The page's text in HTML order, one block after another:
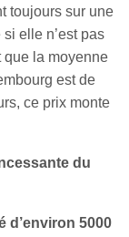
toujours sur une
elle n’est pas
que la moyenne
est de
ce prix monte
du
d’environ 5000